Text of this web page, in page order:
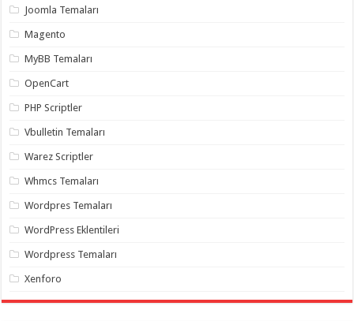
organizasyon,
gaziantep
organizasyon,
gaziantep
organizasyon,
gaziantep
organizasyon
gaziantep
palyaço,
twitter
takipçi
hilesi
takipçi
instagram
hilesi ,
Joomla Temaları
Magento
MyBB Temaları
OpenCart
PHP Scriptler
Vbulletin Temaları
Warez Scriptler
Whmcs Temaları
Wordpres Temaları
WordPress Eklentileri
Wordpress Temaları
Xenforo